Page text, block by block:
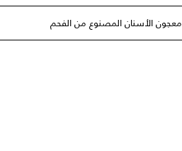
معجون الأسنان المصنوع من الفحم